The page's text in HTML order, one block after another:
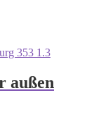
außen